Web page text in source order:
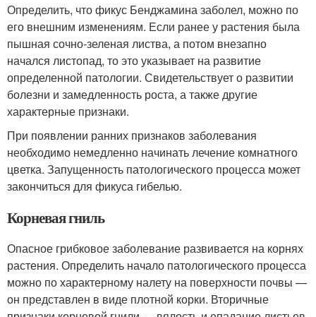
Определить, что фикус Бенджамина заболел, можно по
его внешним изменениям. Если ранее у растения была
пышная сочно-зеленая листва, а потом внезапно
начался листопад, то это указывает на развитие
определенной патологии. Свидетельствует о развитии
болезни и замедленность роста, а также другие
характерные признаки.
При появлении ранних признаков заболевания
необходимо немедленно начинать лечение комнатного
цветка. Запущенность патологического процесса может
закончиться для фикуса гибелью.
Корневая гниль
Опасное грибковое заболевание развивается на корнях
растения. Определить начало патологического процесса
можно по характерному налету на поверхности почвы —
он представлен в виде плотной корки. Вторичные